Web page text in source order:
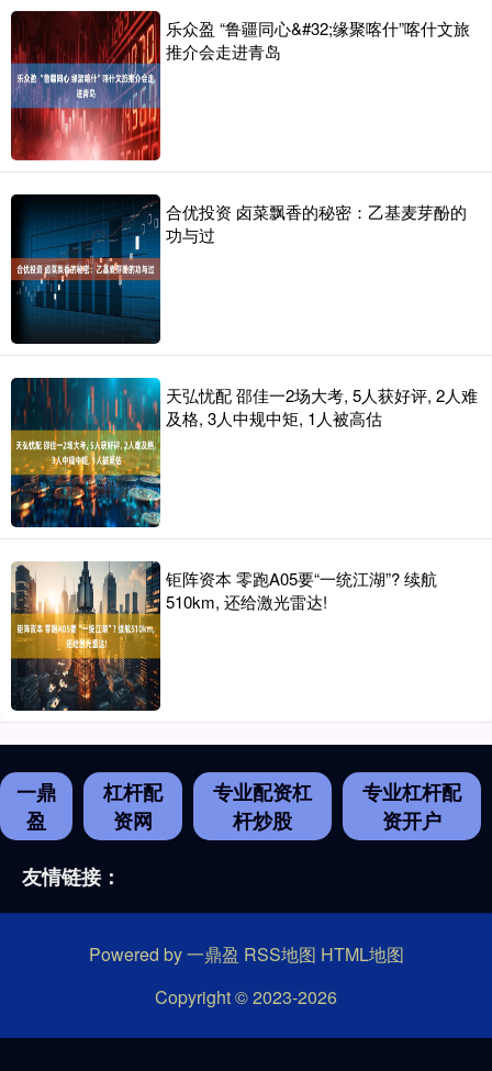
乐众盈 “鲁疆同心&#32;缘聚喀什”喀什文旅
推介会走进青岛
合优投资 卤菜飘香的秘密：乙基麦芽酚的
功与过
天弘忧配 邵佳一2场大考, 5人获好评, 2人难
及格, 3人中规中矩, 1人被高估
钜阵资本 零跑A05要“一统江湖”? 续航
510km, 还给激光雷达!
一鼎
盈
杠杆配
资网
专业配资杠
杆炒股
专业杠杆配
资开户
友情链接：
Powered by一鼎盈 RSS地图 HTML地图
Copyright© 2023-2026